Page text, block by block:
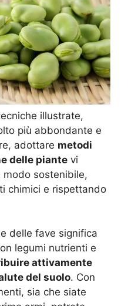
illustrate,
più abbondante e
adottare metodi
delle piante vi
sostenibile,
chimici e rispettando
delle fave significa
legumi nutrienti e
attivamente
del suolo. Con
sia che siate